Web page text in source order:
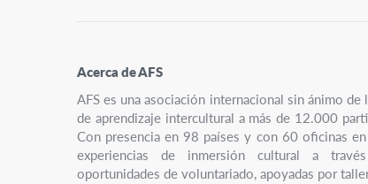
Acerca de AFS
AFS es una asociación internacional sin ánimo
de aprendizaje intercultural a más de 12.000
Con presencia en 98 países y con 60 oficinas
experiencias de inmersión cultural a
oportunidades de voluntariado, apoyadas por